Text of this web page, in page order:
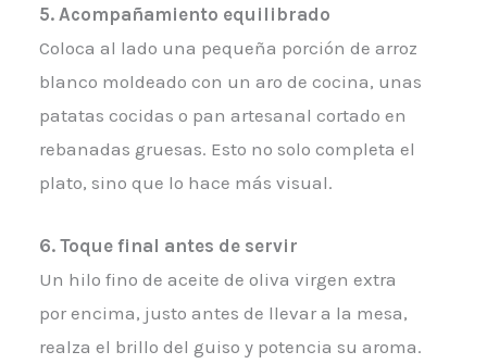
5. Acompañamiento equilibrado
Coloca al lado una pequeña porción de arroz
blanco moldeado con un aro de cocina, unas
patatas cocidas o pan artesanal cortado en
rebanadas gruesas. Esto no solo completa el
plato, sino que lo hace más visual.
6. Toque final antes de servir
Un hilo fino de aceite de oliva virgen extra
por encima, justo antes de llevar a la mesa,
realza el brillo del guiso y potencia su aroma.